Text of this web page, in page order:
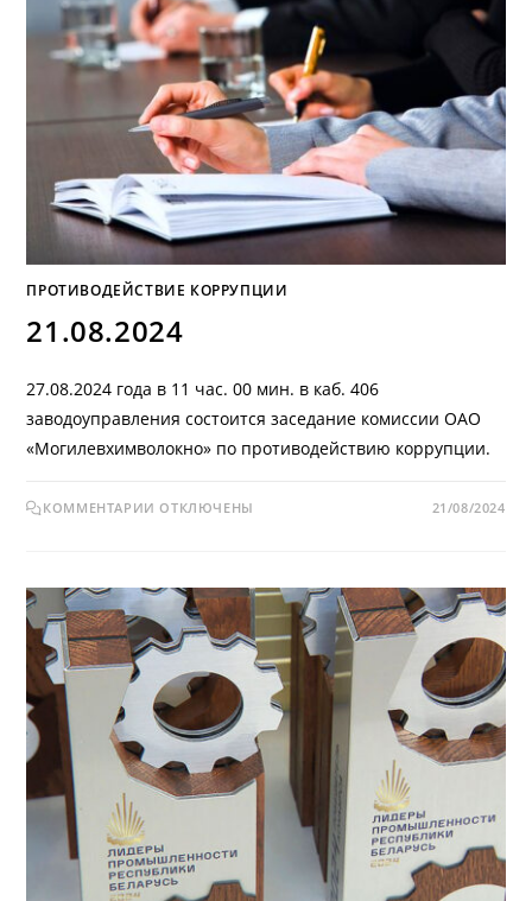
ПРОТИВОДЕЙСТВИЕ КОРРУПЦИИ
21.08.2024
27.08.2024 года в 11 час. 00 мин. в каб. 406
заводоуправления состоится заседание комиссии ОАО
«Могилевхимволокно» по противодействию коррупции.
КОММЕНТАРИИ ОТКЛЮЧЕНЫ 21/08/2024